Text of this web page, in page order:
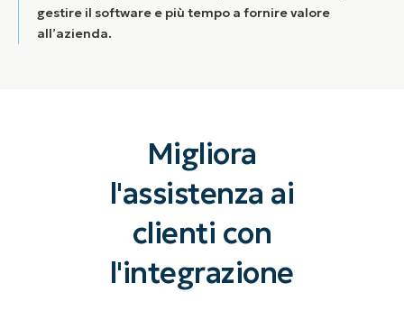
gestire il software e più tempo a fornire valore
all’azienda.
Migliora
l'assistenza ai
clienti con
l'integrazione